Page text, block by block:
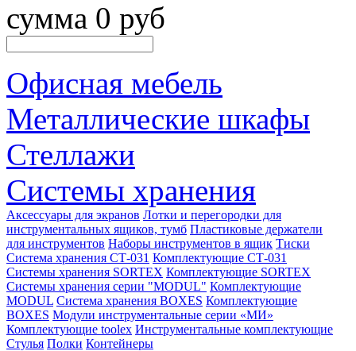
сумма 0 руб
Офисная мебель
Металлические шкафы
Стеллажи
Системы хранения
Аксессуары для экранов Лотки и перегородки для
инструментальных ящиков, тумб Пластиковые держатели
для инструментов Наборы инструментов в ящик Тиски
Система хранения СТ-031 Комплектующие СТ-031
Системы хранения SORTEX Комплектующие SORTEX
Системы хранения серии "MODUL" Комплектующие
MODUL Система хранения BOXES Комплектующие
BOXES Модули инструментальные серии «МИ»
Комплектующие toolex Инструментальные комплектующие
Стулья Полки Контейнеры